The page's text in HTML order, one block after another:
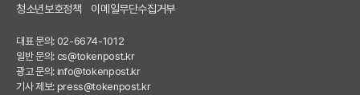
청소년보호정책
이메일무단수집거부
대표 문의: 02-6674-1012
일반 문의: cs@tokenpost.kr
광고 문의: info@tokenpost.kr
기사 제보: press@tokenpost.kr